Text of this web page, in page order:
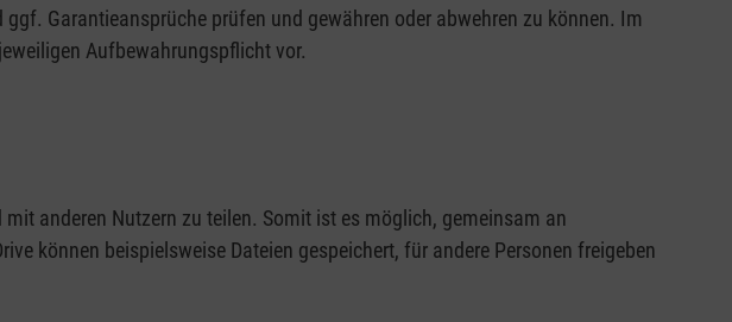
Garantieansprüche prüfen und gewähren oder abwehren zu können. Im
Aufbewahrungspflicht vor.
anderen Nutzern zu teilen. Somit ist es möglich, gemeinsam an
können beispielsweise Dateien gespeichert, für andere Personen freigeben